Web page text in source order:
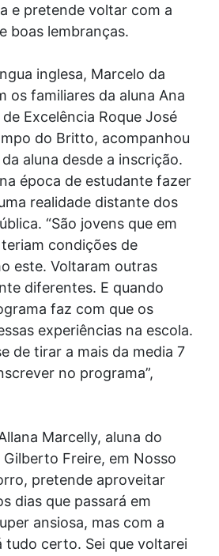
e pretende voltar com a
boas lembranças.
inglesa, Marcelo da
os familiares da aluna Ana
Excelência Roque José
do Britto, acompanhou
aluna desde a inscrição.
época de estudante fazer
realidade distante dos
“São jovens que em
condições de
este. Voltaram outras
diferentes. E quando
faz com que os
experiências na escola.
de tirar a mais da media 7
no programa”,
Marcelly, aluna do
Gilberto Freire, em Nosso
pretende aproveitar
dias que passará em
ansiosa, mas com a
tudo certo. Sei que voltarei